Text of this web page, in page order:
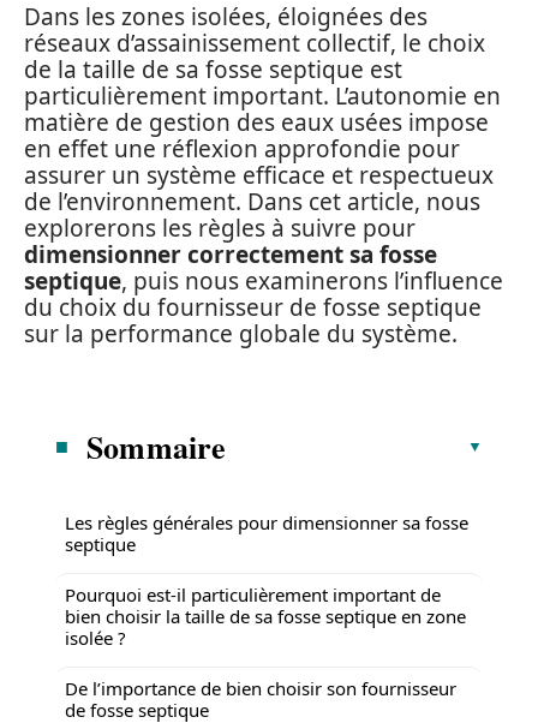
Dans les zones isolées, éloignées des
réseaux d’assainissement collectif, le choix
de la taille de sa fosse septique est
particulièrement important. L’autonomie en
matière de gestion des eaux usées impose
en effet une réflexion approfondie pour
assurer un système efficace et respectueux
de l’environnement. Dans cet article, nous
explorerons les règles à suivre pour
dimensionner correctement sa fosse
septique, puis nous examinerons l’influence
du choix du fournisseur de fosse septique
sur la performance globale du système.
Sommaire
Les règles générales pour dimensionner sa fosse
septique
Pourquoi est-il particulièrement important de
bien choisir la taille de sa fosse septique en zone
isolée ?
De l’importance de bien choisir son fournisseur
de fosse septique